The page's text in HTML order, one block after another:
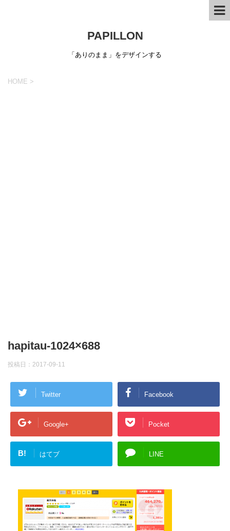
PAPILLON
「ありのまま」をデザインする
HOME >
hapitau-1024×688
投稿日： 2017-09-11
Twitter Facebook
Google+ Pocket
B! はてブ LINE